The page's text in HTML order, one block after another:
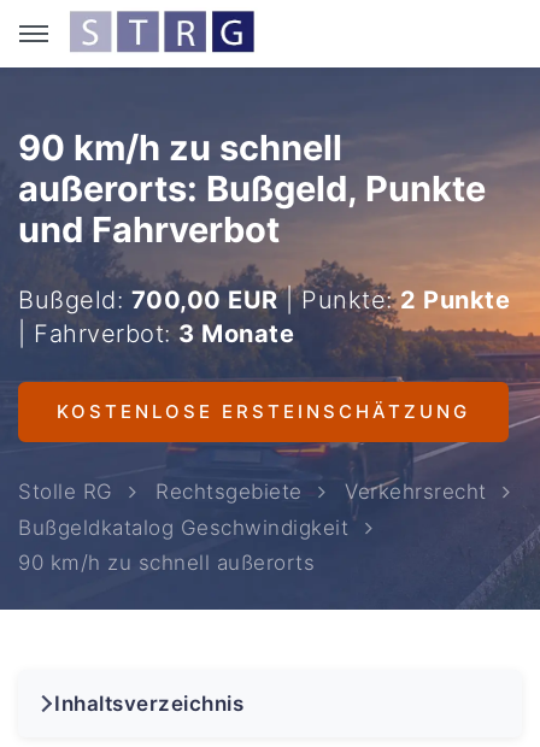
90 km/h zu schnell
außerorts: Bußgeld, Punkte
und Fahrverbot
Bußgeld: 700,00 EUR| Punkte:2 Punkte
| Fahrverbot: 3 Monate
KOSTENLOSE ERSTEINSCHÄTZUNG
Stolle RG Rechtsgebiete
Verkehrsrecht
Bußgeldkatalog Geschwindigkeit
90 km/h zu schnell außerorts
Inhaltsverzeichnis